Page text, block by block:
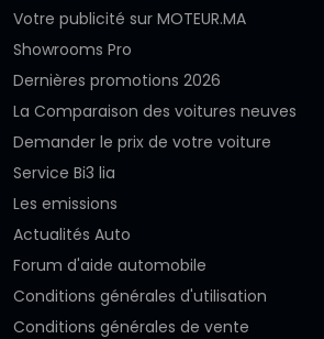
Votre publicité sur MOTEUR.MA
Showrooms Pro
Dernières promotions 2026
La Comparaison des voitures neuves
Demander le prix de votre voiture
Service Bi3 lia
Les emissions
Actualités Auto
Forum d'aide automobile
Conditions générales d'utilisation
Conditions générales de vente